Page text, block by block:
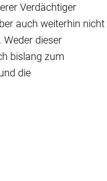
Verdächtiger
auch weiterhin nicht
dieser
bislang zum
die